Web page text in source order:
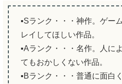
▪️Sランク・・・神作。ゲー
レイしてほしい作品。
▪️Aランク・・・名作。人に
てもおかしくない作品。
▪️Bランク・・・普通に面白